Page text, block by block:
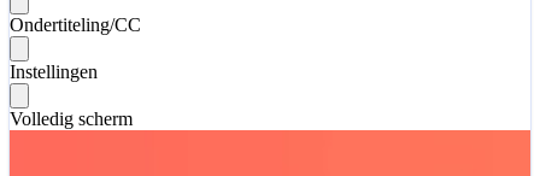
Ondertiteling/CC
Instellingen
Volledig scherm